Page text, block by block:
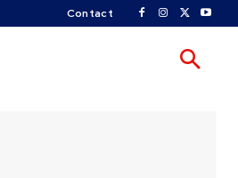
Contact